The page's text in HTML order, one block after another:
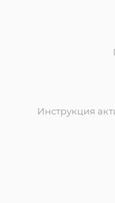
Инструкция